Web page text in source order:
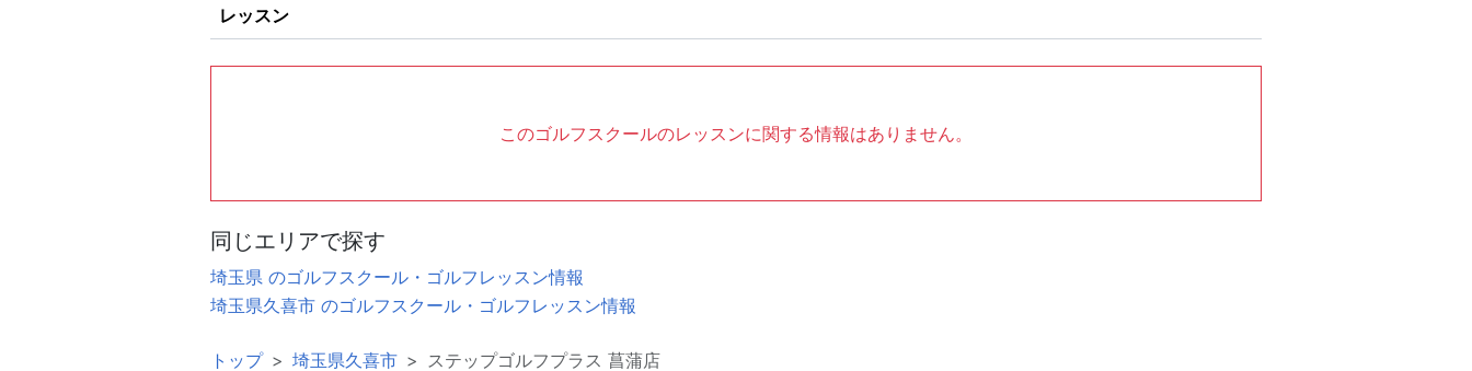
レッスン
このゴルフスクールのレッスンに関する情報はありません。
同じエリアで探す
埼玉県 のゴルフスクール・ゴルフレッスン情報
埼玉県久喜市 のゴルフスクール・ゴルフレッスン情報
トップ 埼玉県久喜市 ステップゴルフプラス 菖蒲店